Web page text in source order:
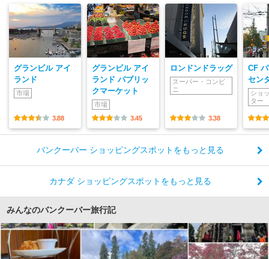
グランビル アイ
ランド
市場
3.88
グランビル アイ
ランド パブリッ
クマーケット
市場
3.45
ロンドンドラッグ
スーパー・コンビ
ニ
3.38
CF
セン
ショ
ター
バンクーバー ショッピングスポットをもっと見る
カナダ ショッピングスポットをもっと見る
みんなのバンクーバー旅行記